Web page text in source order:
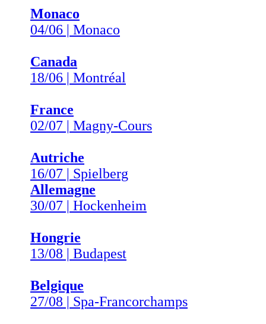
Monaco
04/06 | Monaco
Canada
18/06 | Montréal
France
02/07 | Magny-Cours
Autriche
16/07 | Spielberg
Allemagne
30/07 | Hockenheim
Hongrie
13/08 | Budapest
Belgique
27/08 | Spa-Francorchamps